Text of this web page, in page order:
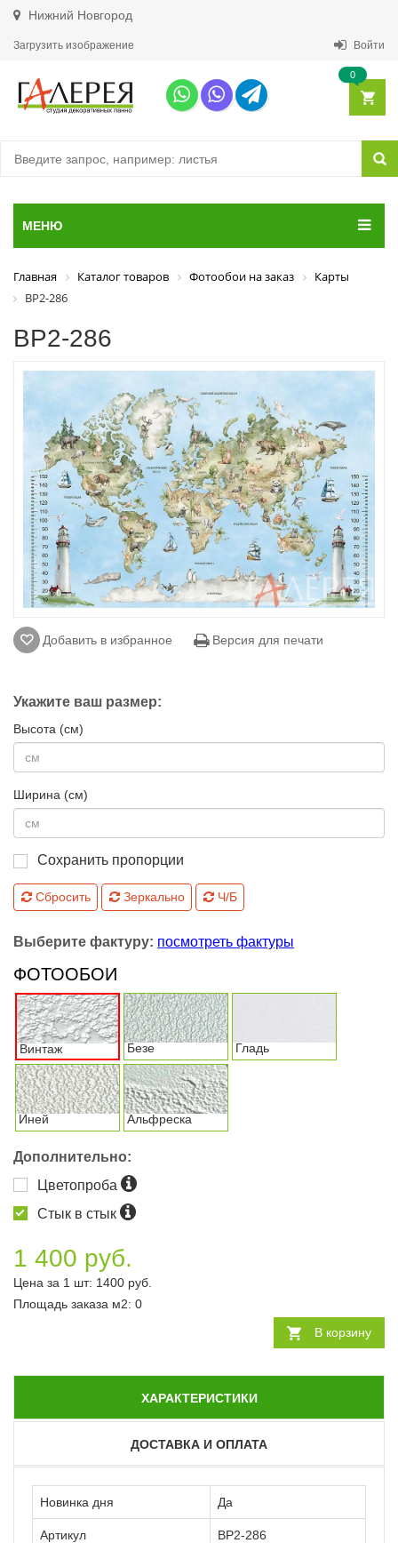
Нижний Новгород
Загрузить изображение Войти
0
МЕНЮ
Главная Каталог товаров Фотообои на заказ
Карты
ВР2-286
ВР2-286
Добавить в избранное Версия для печати
Укажите ваш размер:
Высота (см)
Ширина (см)
Сохранить пропорции
Сбросить Зеркально Ч/Б
Выберите фактуру: посмотреть фактуры
ФОТООБОИ
Винтаж Безе Гладь
Иней Альфреска
Дополнительно:
Цветопроба
Стык в стык
1 400 руб.
Цена за 1 шт: 1400 руб.
Площадь заказа м2: 0
В корзину
ХАРАКТЕРИСТИКИ
ДОСТАВКА И ОПЛАТА
Новинка дня Да
Артикул ВР2-286